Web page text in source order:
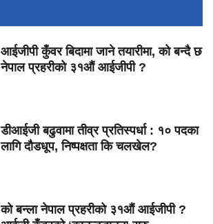
आईजीपी कुँवर बिदामा जाने तयारीमा, को बन्दै छ
नेपाल प्रहरीको ३१औं आईजीपी ?
डीआईजी बढुवामा तीव्र प्रतिस्पर्धा : १० पदका
लागि दौडधूप, निष्पक्षता कि चलखेल?
को बन्ला नेपाल प्रहरीको ३१औं आईजीपी ?